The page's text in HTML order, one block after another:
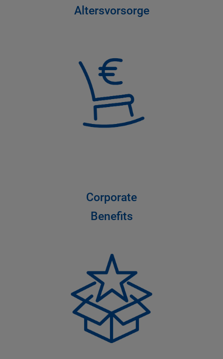
Altersvorsorge
Corporate
Benefits